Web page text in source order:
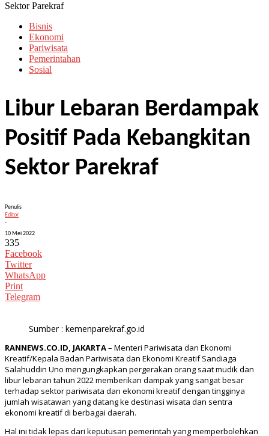
Sektor Parekraf
Bisnis
Ekonomi
Pariwisata
Pemerintahan
Sosial
Libur Lebaran Berdampak
Positif Pada Kebangkitan
Sektor Parekraf
Penulis
Editor
-
10 Mei 2022
335
Facebook
Twitter
WhatsApp
Print
Telegram
Sumber : kemenparekraf.go.id
RANNEWS.CO.ID, JAKARTA– Menteri Pariwisata dan Ekonomi
Kreatif/Kepala Badan Pariwisata dan Ekonomi Kreatif Sandiaga
Salahuddin Uno mengungkapkan pergerakan orang saat mudik dan
libur lebaran tahun 2022 memberikan dampak yang sangat besar
terhadap sektor pariwisata dan ekonomi kreatif dengan tingginya
jumlah wisatawan yang datang ke destinasi wisata dan sentra
ekonomi kreatif di berbagai daerah.
Hal ini tidak lepas dari keputusan pemerintah yang memperbolehkan